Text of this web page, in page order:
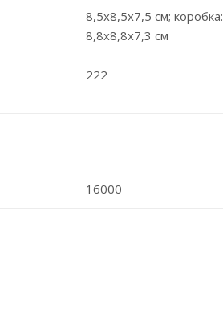
8,5х8,5х7,5 см; коробка:
8,8x8,8x7,3 см
222
16000